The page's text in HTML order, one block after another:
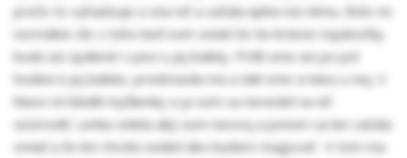
prečo to vyhadzuje a ona nič a začala úplne inú tému. Bolo mi
normálne zle z toho keď som vedel že tie krásne topánočky
budú asi spálené v peci u jej babky. Prišli sme asi po pol
hodine k jej babke, predstavila ma a dali sme si kávu u nej. V
hlave mi blúdili myšlienky a ja som sa nevedel na nič
sústrediť. Lenka videla aký som nesvoj a potom sa len začala
smiať a že len chcela vedieť ako budem reagovať . V tom ma